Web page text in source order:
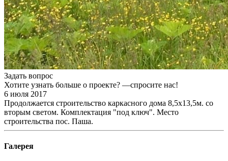
Задать вопрос
Хотите узнать больше о проекте? —спросите нас!
6 июля 2017
Продолжается строительство каркасного дома 8,5х13,5м. со
вторым светом. Комплектация "под ключ". Место
строительства пос. Паша.
Галерея